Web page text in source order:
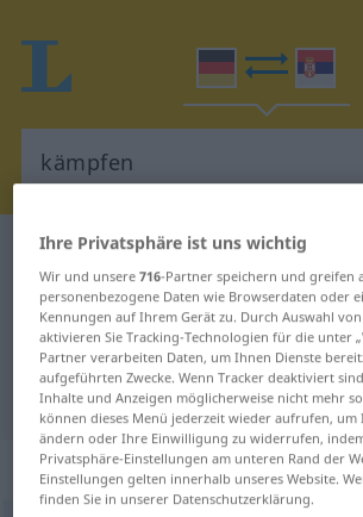
Deutsch-Serbisch Wörterbuch
Deutsch-Serbisch
"kämpfen"
"kämpfen" Serbisch
„kämpfen“
Ihre Privatsphäre ist uns wichtig
Wir und unsere716-Partner speichern und greifen
personenbezogene Daten wie Browserdaten oder
Kennungen auf Ihrem Gerät zu. Durch Auswahl
aktivieren Sie Tracking-Technologien für die unter
Partner verarbeiten Daten, um Ihnen Dienste
aufgeführten Zwecke. Wenn Tracker deaktiviert
Inhalte und Anzeigen möglicherweise nicht mehr
können dieses Menü jederzeit wieder aufrufen, um
ändern oder Ihre Einwilligung zu widerrufen,
Privatsphäre-Einstellungen am unteren Rand der
Einstellungen gelten innerhalb unseres Website.
finden Sie in unserer Datenschutzerklärung.